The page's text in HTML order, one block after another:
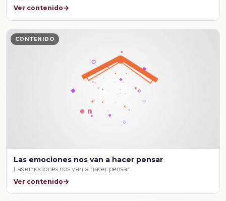
Ver contenido
CONTENIDO
Las emociones nos van a hacer pensar
Las emociones nos van a hacer pensar
Ver contenido